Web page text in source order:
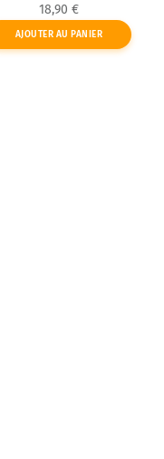
Prix habituel
18,90 €
AJOUTER AU PANIER